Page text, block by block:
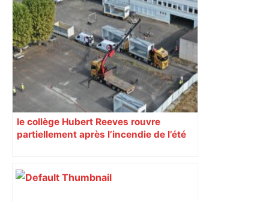
Près de Toulouse : dans cette zone
économique, un axe majeur va être
fermé en fin de soirée, voici les
déviations – Actu.fr
le collège Hubert Reeves rouvre
partiellement après l’incendie de l’été